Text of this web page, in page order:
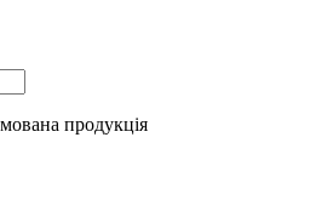
продукція